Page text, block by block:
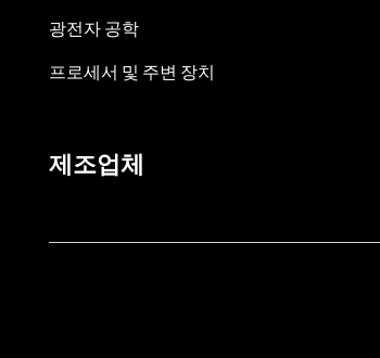
광전자 공학
프로세서 및 주변 장치
제조업체